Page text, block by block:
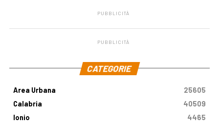
PUBBLICITÀ
PUBBLICITÀ
CATEGORIE
Area Urbana
25605
Calabria
40509
Ionio
4465